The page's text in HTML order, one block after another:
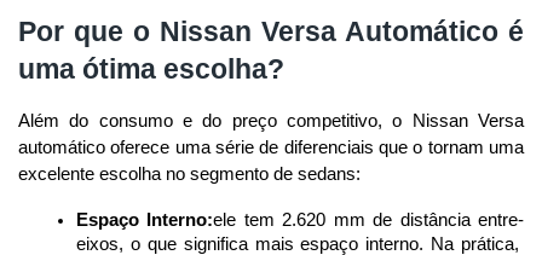
Por que o Nissan Versa Automático é
uma ótima escolha?
Além do consumo e do preço competitivo, o Nissan Versa
automático oferece uma série de diferenciais que o tornam uma
excelente escolha no segmento de sedans:
Espaço Interno:ele tem 2.620 mm de distância entre-
eixos, o que significa mais espaço interno. Na prática,